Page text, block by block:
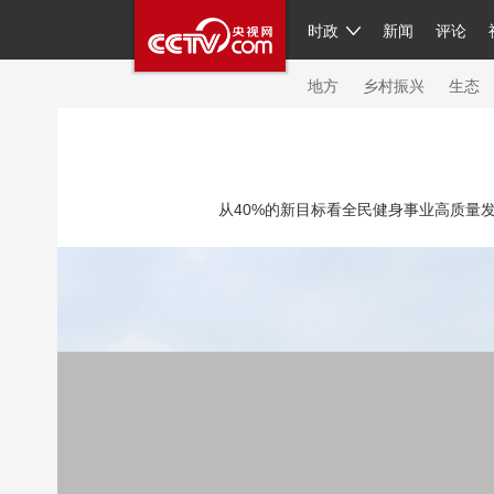
时政 新闻 评论
人民领袖习近平 联播+
直播 片库 栏目大全
繁体 海外频道
地方 乡村振兴 生态
新闻 国内 国际 评论 经济 军事
从40%的新目标看全民健身事业高质量